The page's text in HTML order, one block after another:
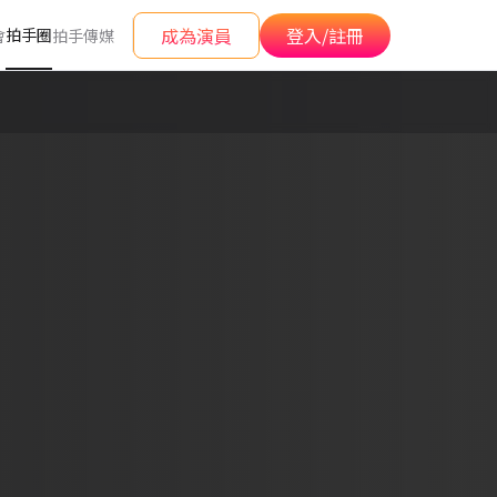
拍手圈拍手傳媒 成為演員 登入/註冊